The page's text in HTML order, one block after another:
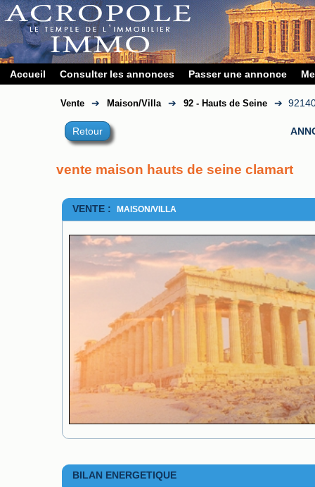
Accueil Consulter les annonces Passer une annonce
Vente ➔ Maison/Villa ➔ 92 - Hauts de Seine ➔
Retour
vente maison hauts de seine clamart
VENTE : MAISON/VILLA
BILAN ENERGETIQUE